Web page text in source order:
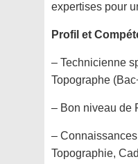
expertises pour
Profil et
– Technicienne
Topographe
– Bon niveau de
–
Topographie,